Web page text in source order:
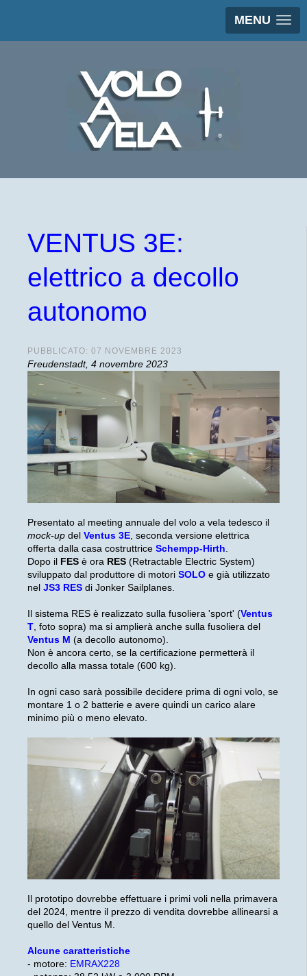
MENU
VENTUS 3E:
elettrico a decollo
autonomo
PUBBLICATO: 07 NOVEMBRE 2023
Freudenstadt, 4 novembre 2023
Presentato al meeting annuale del volo a vela tedesco il
mock-up del Ventus 3E , seconda versione elettrica
offerta dalla casa costruttrice Schempp-Hirth
Dopo il FES è ora RES (Retractable Electric System)
sviluppato dal produttore di motori SOLO e già utilizzato
nel JS3 RES di Jonker Sailplanes.
Il sistema RES è realizzato sulla fusoliera 'sport' (Ventus
T , foto sopra) ma si amplierà anche sulla fusoliera del
Ventus M (a decollo autonomo).
Non è ancora certo, se la certificazione permetterà il
decollo alla massa totale (600 kg).
In ogni caso sarà possibile decidere prima di ogni volo, se
montare 1 o 2 batterie e avere quindi un carico alare
minimo più o meno elevato.
Il prototipo dovrebbe effettuare i primi voli nella primavera
del 2024, mentre il prezzo di vendita dovrebbe allinearsi a
quello del Ventus M.
Alcune caratteristiche
- motore: EMRAX228